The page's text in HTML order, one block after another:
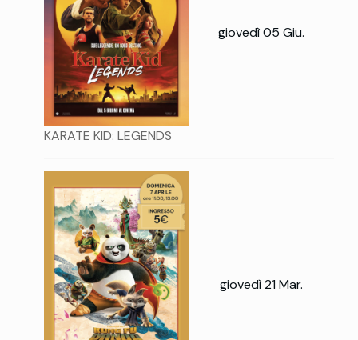
KARATE KID: LEGENDS
giovedì 05 Giu.
giovedì 21 Mar.